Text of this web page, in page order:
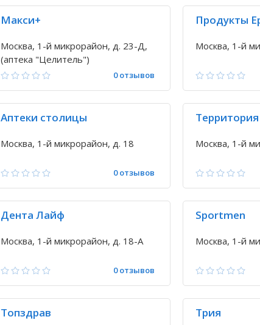
Макси+
Москва, 1-й микрорайон, д. 23-Д,
(аптека "Целитель")
0 отзывов
Продукты
Москва, 1-й
Аптеки столицы
Москва, 1-й микрорайон, д. 18
0 отзывов
Москва, 1-й
Дента Лайф
Москва, 1-й микрорайон, д. 18-А
0 отзывов
Sportmen
Москва, 1-й
Топздрав Трия